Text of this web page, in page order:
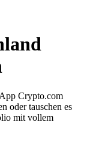
Crypto.com
oder tauschen es
mit vollem